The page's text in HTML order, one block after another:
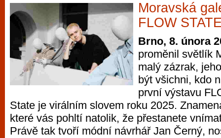
Moravská
FLOW
Brno, 8. února
proměnil světlík
malý zázrak,
být všichni, kdo
první výstavu
State je virálním slovem roku 2025.
které vás pohltí natolik, že přestanete
Právě tak tvoří módní návrhář Jan Černý,